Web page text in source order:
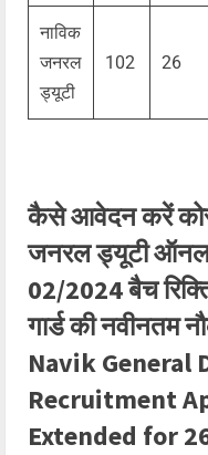
नाविक
जनरल
ड्यूटी
102 26
कैसे आवेदन करें
जनरल ड्यूटी
02/2024 बैच
गार्ड की नवीनतम
Navik General
Recruitment
Extended for